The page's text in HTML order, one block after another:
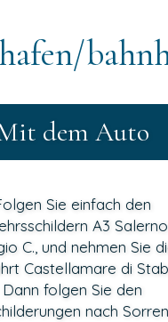
dem Auto
Sie einfach den
A3
C., und nehmen Sie
Castellamare di
Dann folgen Sie den
nach